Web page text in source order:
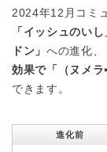
2024年12月コミ
「イッシュのい
ドン」への進化、
効果で「（ヌメ
できます。
進化前